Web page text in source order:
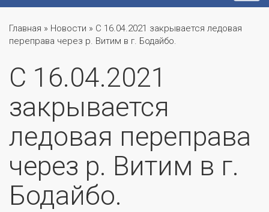
Главная » Новости » С 16.04.2021 закрывается ледовая
переправа через р. Витим в г. Бодайбо.
С 16.04.2021
закрывается
ледовая переправа
через р. Витим в г.
Бодайбо.